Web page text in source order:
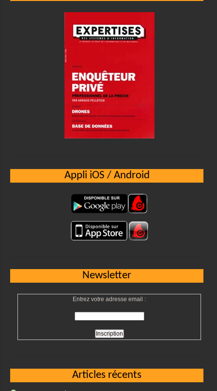
Appli iOS / Android
Newsletter
Entrez votre adresse email :
Articles récents